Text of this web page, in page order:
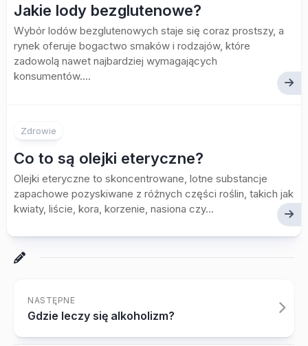
Jakie lody bezglutenowe?
Wybór lodów bezglutenowych staje się coraz prostszy, a
rynek oferuje bogactwo smaków i rodzajów, które
zadowolą nawet najbardziej wymagających
konsumentów....
Zdrowie
Co to są olejki eteryczne?
Olejki eteryczne to skoncentrowane, lotne substancje
zapachowe pozyskiwane z różnych części roślin, takich jak
kwiaty, liście, kora, korzenie, nasiona czy...
NASTĘPNE
Gdzie leczy się alkoholizm?